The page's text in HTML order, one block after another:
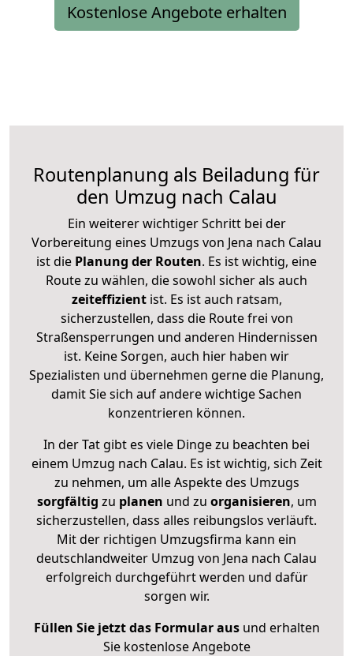
Kostenlose Angebote erhalten
Routenplanung als Beiladung für
den Umzug nach Calau
Ein weiterer wichtiger Schritt bei der
Vorbereitung eines Umzugs von Jena nach Calau
ist die Planung der Routen. Es ist wichtig, eine
Route zu wählen, die sowohl sicher als auch
zeiteffizientist. Es ist auch ratsam,
sicherzustellen, dass die Route frei von
Straßensperrungen und anderen Hindernissen
ist. Keine Sorgen, auch hier haben wir
Spezialisten und übernehmen gerne die Planung,
damit Sie sich auf andere wichtige Sachen
konzentrieren können.
In der Tat gibt es viele Dinge zu beachten bei
einem Umzug nach Calau. Es ist wichtig, sich Zeit
zu nehmen, um alle Aspekte des Umzugs
sorgfältig zu planen und zu organisieren, um
sicherzustellen, dass alles reibungslos verläuft.
Mit der richtigen Umzugsfirma kann ein
deutschlandweiter Umzug von Jena nach Calau
erfolgreich durchgeführt werden und dafür
sorgen wir.
Füllen Sie jetzt das Formular ausund erhalten
Sie kostenlose Angebote